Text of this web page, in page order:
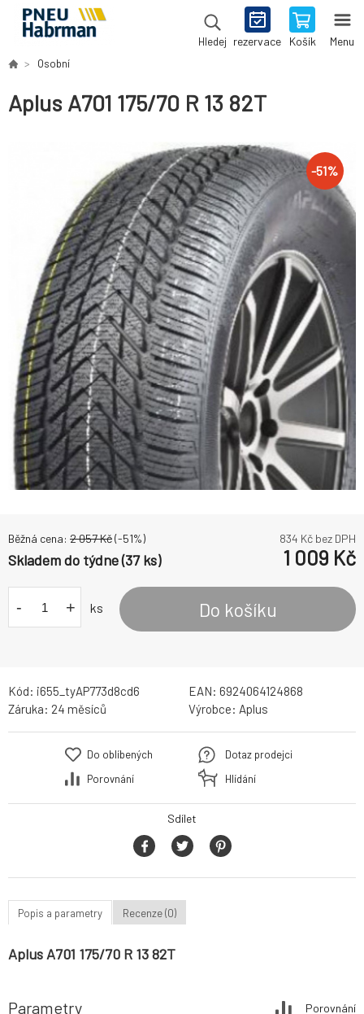
Hledej rezervace Košík Menu
Osobní
Aplus A701 175/70 R 13 82T
-51%
Běžná cena: 2 057Kč(-51%) 834 Kč bez DPH
Skladem do týdne (37 ks) 1 009 Kč
- + ks Do košíku
Kód: i655_tyAP773d8cd6 EAN: 6924064124868
Záruka: 24 měsíců Výrobce: Aplus
Do oblíbených
Porovnání
Dotaz prodejci
Hlídání
Sdílet
Popis a parametry Recenze (0)
Aplus A701 175/70 R 13 82T
Parametry Porovnání